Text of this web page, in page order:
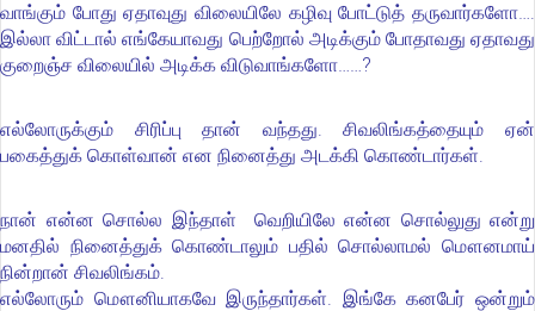
வாங்கும் போது ஏதாவுது விலையிலே கழிவு போட்டுத் தருவார்களோ….
இல்லா விட்டால் எங்கேயாவது பெற்றோல் அடிக்கும் போதாவது ஏதாவது
குறைஞ்ச விலையில் அடிக்க விடுவாங்களோ……?
எல்லோருக்கும் சிரிப்பு தான் வந்தது. சிவலிங்கத்தையும் ஏன்
பகைத்துக் கொள்வான் என நினைத்து அடக்கி கொண்டார்கள்.
நான் என்ன சொல்ல இந்தாள் வெறியிலே என்ன சொல்லுது என்று
மனதில் நினைத்துக் கொண்டாலும் பதில் சொல்லாமல் மௌனமாய்
நின்றான் சிவலிங்கம்.
எல்லோரும் மௌனியாகவே இருந்தார்கள். இங்கே கனபேர் ஒன்றும்